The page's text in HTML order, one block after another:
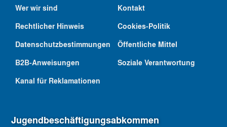
Wer wir sind
Kontakt
Rechtlicher Hinweis
Cookies-Politik
Datenschutzbestimmungen
Öffentliche Mittel
B2B-Anweisungen
Soziale Verantwortung
Kanal für Reklamationen
Jugendbeschäftigungsabkommen